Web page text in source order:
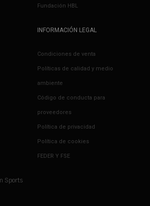
Fundación HBL
INFORMACIÓN LEGAL
Condiciones de venta
Políticas de calidad y medio
ambiente
Código de conducta para
proveedores
Política de privacidad
Política de cookies
FEDER Y FSE
Sports